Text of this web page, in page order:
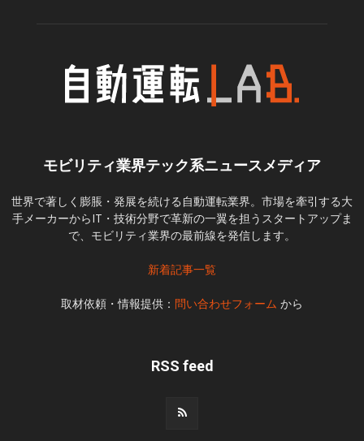
モビリティ業界テック系ニュースメディア
世界で著しく膨脹・発展を続ける自動運転業界。市場を牽引する大
手メーカーからIT・技術分野で革新の一翼を担うスタートアップま
で、モビリティ業界の最前線を発信します。
新着記事一覧
取材依頼・情報提供： 問い合わせフォーム から
RSS feed